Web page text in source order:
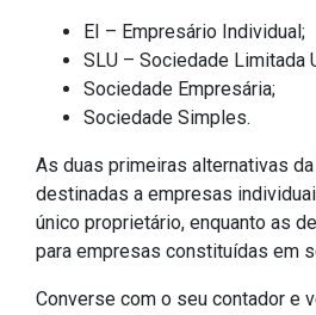
EI – Empresário Individual;
SLU – Sociedade Limitada
Sociedade Empresária;
Sociedade Simples.
As duas primeiras alternativas
destinadas a empresas
único proprietário, enquanto as
para empresas constituídas em
Converse com o seu contador e